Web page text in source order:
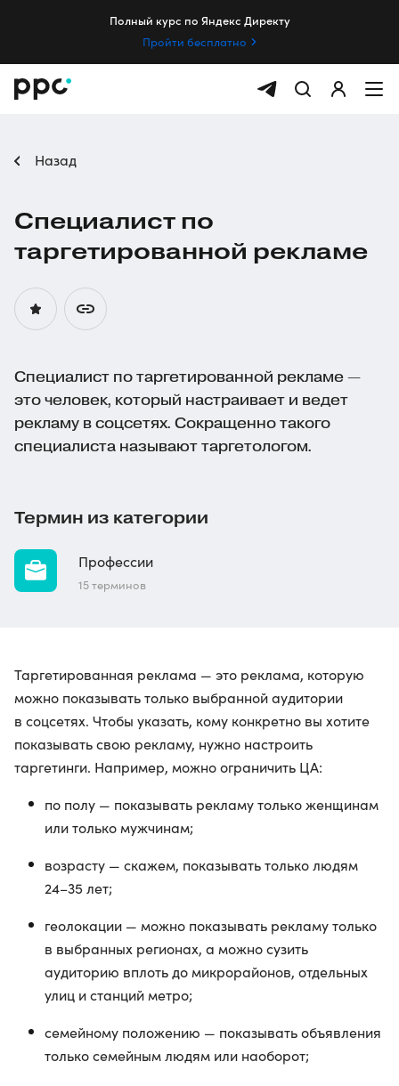
Полный курс по Яндекс Директу
Пройти бесплатно
Назад
Специалист по
таргетированной рекламе
Специалист по таргетированной рекламе —
это человек, который настраивает и ведет
рекламу в соцсетях. Сокращенно такого
специалиста называют таргетологом.
Термин из категории
Профессии
15 терминов
Таргетированная реклама — это реклама, которую
можно показывать только выбранной аудитории
в соцсетях. Чтобы указать, кому конкретно вы хотите
показывать свою рекламу, нужно настроить
таргетинги. Например, можно ограничить ЦА:
по полу — показывать рекламу только женщинам
или только мужчинам;
возрасту — скажем, показывать только людям
24–35 лет;
геолокации — можно показывать рекламу только
в выбранных регионах, а можно сузить
аудиторию вплоть до микрорайонов, отдельных
улиц и станций метро;
семейному положению — показывать объявления
только семейным людям или наоборот;